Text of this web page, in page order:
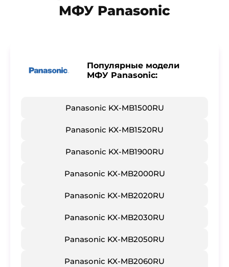
МФУ Panasonic
Популярные модели
МФУ Panasonic:
Panasonic KX-MB1500RU
Panasonic KX-MB1520RU
Panasonic KX-MB1900RU
Panasonic KX-MB2000RU
Panasonic KX-MB2020RU
Panasonic KX-MB2030RU
Panasonic KX-MB2050RU
Panasonic KX-MB2060RU